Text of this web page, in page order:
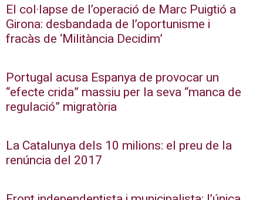
El col·lapse de l’operació de Marc Puigtió a
Girona: desbandada de l’oportunisme i
fracàs de ‘Militància Decidim’
Portugal acusa Espanya de provocar un
“efecte crida” massiu per la seva “manca de
regulació” migratòria
La Catalunya dels 10 milions: el preu de la
renúncia del 2017